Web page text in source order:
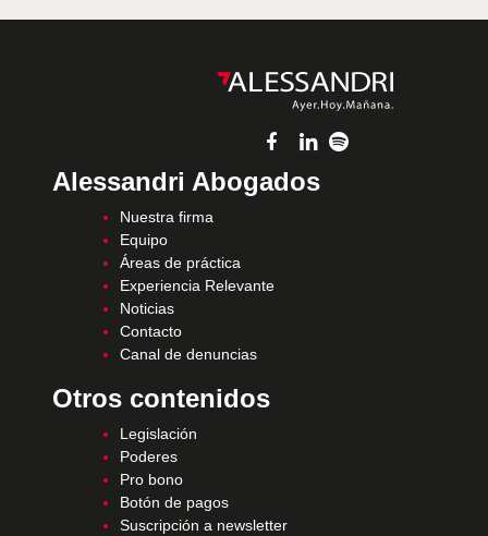
Alessandri Abogados
Nuestra firma
Equipo
Áreas de práctica
Experiencia Relevante
Noticias
Contacto
Canal de denuncias
Otros contenidos
Legislación
Poderes
Pro bono
Botón de pagos
Suscripción a newsletter